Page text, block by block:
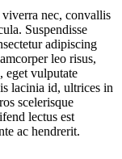
viverra nec, convallis
Suspendisse
adipiscing
leo risus,
eget vulputate
lacinia id, ultrices in
scelerisque
lectus est
ac hendrerit.